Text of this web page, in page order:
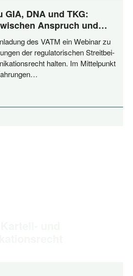
GIA, DNA und TKG:
Anspruch und
des VATM ein Web­i­nar zu
der regu­la­to­ri­schen Streit­bei­
hal­ten. Im Mit­tel­punkt